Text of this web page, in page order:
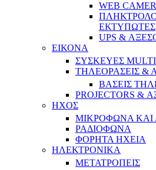
WEB
ΕΚΤΥΠΩΤΕΣ
UPS &
ΕΙΚΟΝΑ
ΣΥΣΚΕΥΕΣ
ΤΗΛΕΟΡΑΣΕΙΣ &
ΒΑΣΕΙΣ
PROJECTORS &
ΗΧΟΣ
ΜΙΚΡΟΦΩΝΑ ΚΑΙ
ΡΑΔΙΟΦΩΝΑ
ΦΟΡΗΤΑ ΗΧΕΙΑ
ΗΛΕΚΤΡΟΝΙΚΑ
ΜΕΤΑΤΡΟΠΕΙΣ